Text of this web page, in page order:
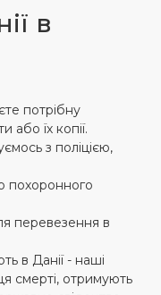
в
потрібну
або їх копії.
з поліцією,
похоронного
перевезення в
в Данії - наші
смерті, отримують